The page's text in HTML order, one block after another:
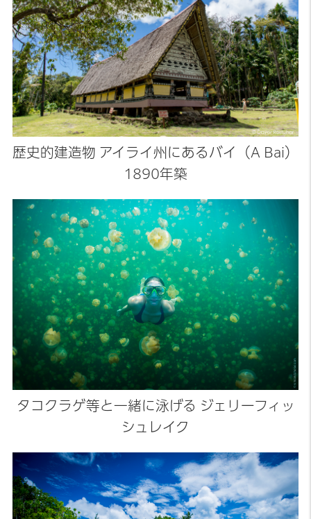
歴史的建造物 アイライ州にあるバイ（A Bai）
1890年築
タコクラゲ等と一緒に泳げる ジェリーフィッ
シュレイク